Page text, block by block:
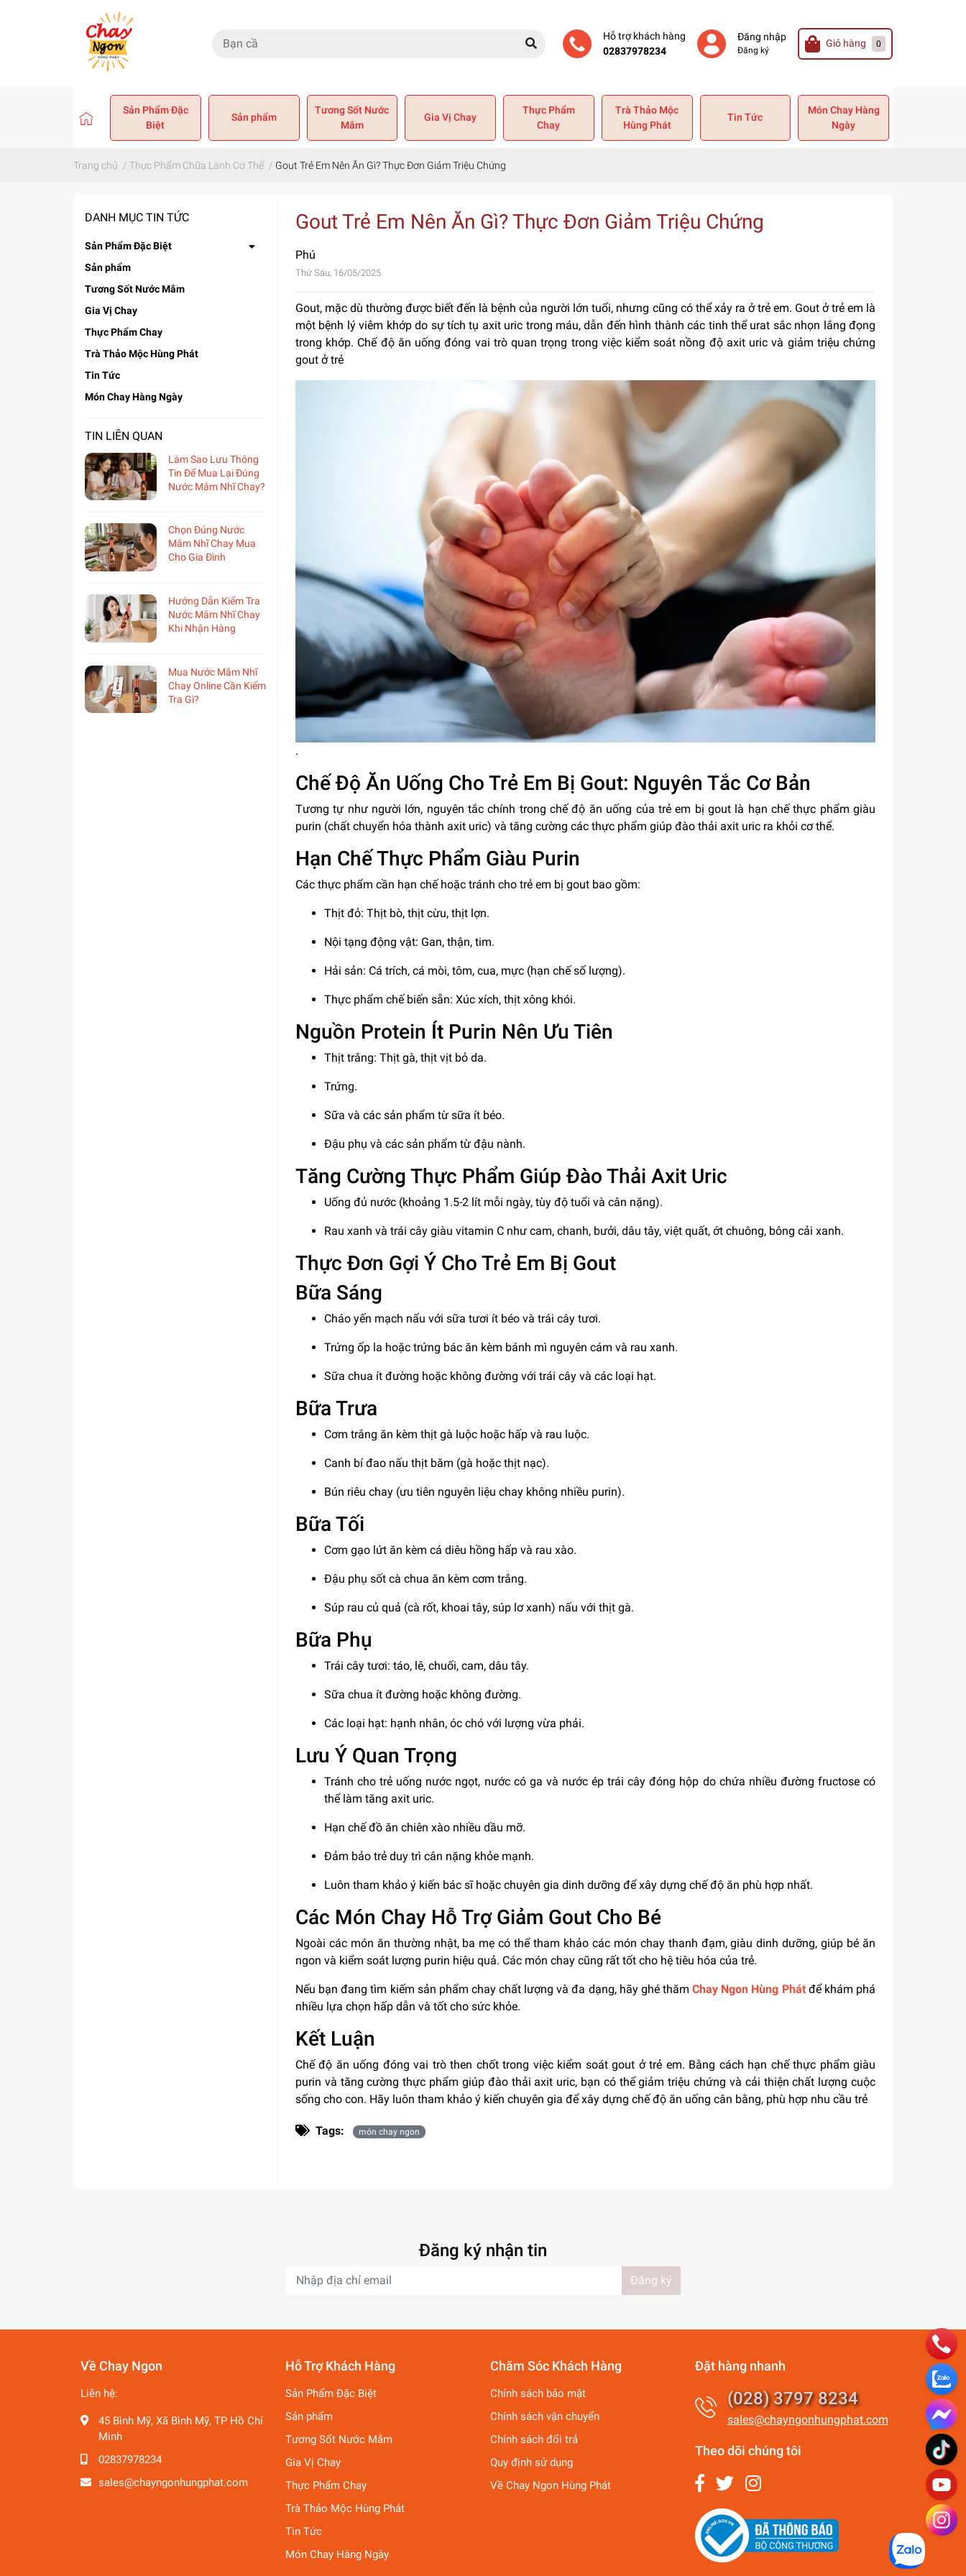
Hỗ trợ khách hàng
02837978234
Đăng nhập
Đăng ký
Giỏ hàng 0
Sản Phẩm Đặc
Biệt
Sản phẩm
Tương Sốt Nước
Mắm
Gia Vị Chay
Thực Phẩm
Chay
Trà Thảo Mộc
Hùng Phát
Tin Tức
Món Chay Hàng
Ngày
Trang chủ / Thực Phẩm Chữa Lành Cơ Thể / Gout Trẻ Em Nên Ăn Gì? Thực Đơn Giảm Triệu Chứng
DANH MỤC TIN TỨC
Sản Phẩm Đặc Biệt
Sản phẩm
Tương Sốt Nước Mắm
Gia Vị Chay
Thực Phẩm Chay
Trà Thảo Mộc Hùng Phát
Tin Tức
Món Chay Hàng Ngày
TIN LIÊN QUAN
Làm Sao Lưu Thông
Tin Để Mua Lại Đúng
Nước Mắm Nhĩ Chay?
Chọn Đúng Nước
Mắm Nhĩ Chay Mua
Cho Gia Đình
Hướng Dẫn Kiểm Tra
Nước Mắm Nhĩ Chay
Khi Nhận Hàng
Mua Nước Mắm Nhĩ
Chay Online Cần Kiểm
Tra Gì?
Gout Trẻ Em Nên Ăn Gì? Thực Đơn Giảm Triệu Chứng
Phú
Thứ Sáu, 16/05/2025
Gout, mặc dù thường được biết đến là bệnh của người lớn tuổi, nhưng cũng có thể xảy ra ở trẻ em. Gout ở trẻ em là
một bệnh lý viêm khớp do sự tích tụ axit uric trong máu, dẫn đến hình thành các tinh thể urat sắc nhọn lắng đọng
trong khớp. Chế độ ăn uống đóng vai trò quan trọng trong việc kiểm soát nồng độ axit uric và giảm triệu chứng
gout ở trẻ
.
Chế Độ Ăn Uống Cho Trẻ Em Bị Gout: Nguyên Tắc Cơ Bản
Tương tự như người lớn, nguyên tắc chính trong chế độ ăn uống của trẻ em bị gout là hạn chế thực phẩm giàu
purin (chất chuyển hóa thành axit uric) và tăng cường các thực phẩm giúp đào thải axit uric ra khỏi cơ thể.
Hạn Chế Thực Phẩm Giàu Purin
Các thực phẩm cần hạn chế hoặc tránh cho trẻ em bị gout bao gồm:
Thịt đỏ: Thịt bò, thịt cừu, thịt lợn.
Nội tạng động vật: Gan, thận, tim.
Hải sản: Cá trích, cá mòi, tôm, cua, mực (hạn chế số lượng).
Thực phẩm chế biến sẵn: Xúc xích, thịt xông khói.
Nguồn Protein Ít Purin Nên Ưu Tiên
Thịt trắng: Thịt gà, thịt vịt bỏ da.
Trứng.
Sữa và các sản phẩm từ sữa ít béo.
Đậu phụ và các sản phẩm từ đậu nành.
Tăng Cường Thực Phẩm Giúp Đào Thải Axit Uric
Uống đủ nước (khoảng 1.5-2 lít mỗi ngày, tùy độ tuổi và cân nặng).
Rau xanh và trái cây giàu vitamin C như cam, chanh, bưởi, dâu tây, việt quất, ớt chuông, bông cải xanh.
Thực Đơn Gợi Ý Cho Trẻ Em Bị Gout
Bữa Sáng
Cháo yến mạch nấu với sữa tươi ít béo và trái cây tươi.
Trứng ốp la hoặc trứng bác ăn kèm bánh mì nguyên cám và rau xanh.
Sữa chua ít đường hoặc không đường với trái cây và các loại hạt.
Bữa Trưa
Cơm trắng ăn kèm thịt gà luộc hoặc hấp và rau luộc.
Canh bí đao nấu thịt băm (gà hoặc thịt nạc).
Bún riêu chay (ưu tiên nguyên liệu chay không nhiều purin).
Bữa Tối
Cơm gạo lứt ăn kèm cá diêu hồng hấp và rau xào.
Đậu phụ sốt cà chua ăn kèm cơm trắng.
Súp rau củ quả (cà rốt, khoai tây, súp lơ xanh) nấu với thịt gà.
Bữa Phụ
Trái cây tươi: táo, lê, chuối, cam, dâu tây.
Sữa chua ít đường hoặc không đường.
Các loại hạt: hạnh nhân, óc chó với lượng vừa phải.
Lưu Ý Quan Trọng
Tránh cho trẻ uống nước ngọt, nước có ga và nước ép trái cây đóng hộp do chứa nhiều đường fructose có
thể làm tăng axit uric.
Hạn chế đồ ăn chiên xào nhiều dầu mỡ.
Đảm bảo trẻ duy trì cân nặng khỏe mạnh.
Luôn tham khảo ý kiến bác sĩ hoặc chuyên gia dinh dưỡng để xây dựng chế độ ăn phù hợp nhất.
Các Món Chay Hỗ Trợ Giảm Gout Cho Bé
Ngoài các món ăn thường nhật, ba mẹ có thể tham khảo các món chay thanh đạm, giàu dinh dưỡng, giúp bé ăn
ngon và kiểm soát lượng purin hiệu quả. Các món chay cũng rất tốt cho hệ tiêu hóa của trẻ.
Nếu bạn đang tìm kiếm sản phẩm chay chất lượng và đa dạng, hãy ghé thămChay Ngon Hùng Phátđể khám phá
nhiều lựa chọn hấp dẫn và tốt cho sức khỏe.
Kết Luận
Chế độ ăn uống đóng vai trò then chốt trong việc kiểm soát gout ở trẻ em. Bằng cách hạn chế thực phẩm giàu
purin và tăng cường thực phẩm giúp đào thải axit uric, bạn có thể giảm triệu chứng và cải thiện chất lượng cuộc
sống cho con. Hãy luôn tham khảo ý kiến chuyên gia để xây dựng chế độ ăn uống cân bằng, phù hợp nhu cầu trẻ
Tags: món chay ngon
Đăng ký nhận tin
Đăng ký
Về Chay Ngon
Liên hệ:
45 Bình Mỹ, Xã Bình Mỹ, TP Hồ Chí
Minh
02837978234
sales@chayngonhungphat.com
Hỗ Trợ Khách Hàng
Sản Phẩm Đặc Biệt
Sản phẩm
Tương Sốt Nước Mắm
Gia Vị Chay
Thực Phẩm Chay
Trà Thảo Mộc Hùng Phát
Tin Tức
Món Chay Hàng Ngày
Chăm Sóc Khách Hàng
Chính sách bảo mật
Chính sách vận chuyển
Chính sách đổi trả
Quy định sử dụng
Về Chay Ngon Hùng Phát
Đặt hàng nhanh
(028) 3797 8234
sales@chayngonhungphat.com
Theo dõi chúng tôi